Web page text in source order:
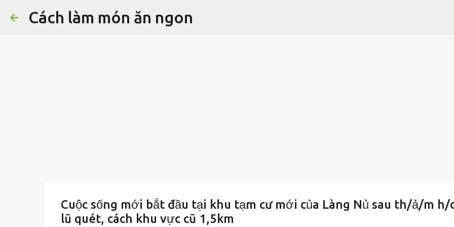
Cách làm món ăn ngon
Cuộc sống mới bắt đầu tại khu tạm cư mới của Làng Nủ sau th/ả/m h/
lũ quét, cách khu vực cũ 1,5km